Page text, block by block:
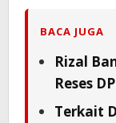
BACA JUGA
Rizal
Reses
Terkait